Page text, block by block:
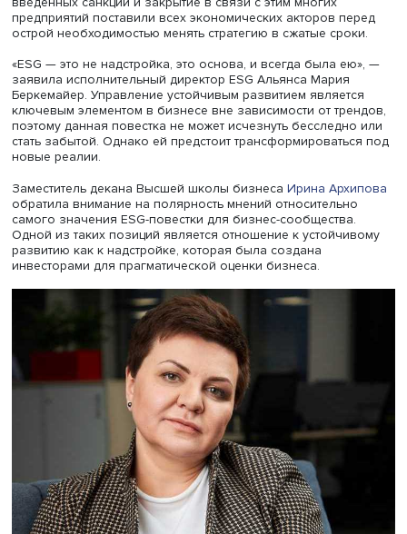
Аббревиатура ESG — это три составляющие
экологическая (E), социальная (S) и корпоративная (G),
ориентированные на решение проблем. Геополитика и
экономическая ситуация, сложившаяся в последние
обозначили рамки, которые необходимо учитывать:
разорванные цепи поставок, огромное количество
введенных санкций и закрытие в связи с этим многих
предприятий поставили всех экономических акторов
острой необходимостью менять стратегию в сжатые
«ESG — это не надстройка, это основа, и всегда была
заявила исполнительный директор ESG Альянса Мария
Беркемайер. Управление устойчивым развитием
ключевым элементом в бизнесе вне зависимости от
поэтому данная повестка не может исчезнуть
стать забытой. Однако ей предстоит
новые реалии.
Заместитель декана Высшей школы бизнеса
обратила внимание на полярность мнений
самого значения ESG-повестки для бизнес-
Одной из таких позиций является отношение к
развитию как к надстройке, которая была создана
инвесторами для прагматической оценки бизнеса.